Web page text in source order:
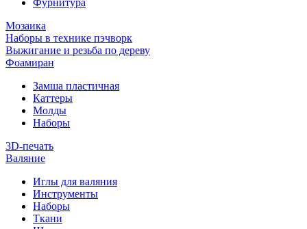
Фурнитура
Мозаика
Наборы в технике пэчворк
Выжигание и резьба по дереву
Фоамиран
Замша пластичная
Каттеры
Молды
Наборы
3D-печать
Валяние
Иглы для валяния
Инструменты
Наборы
Ткани